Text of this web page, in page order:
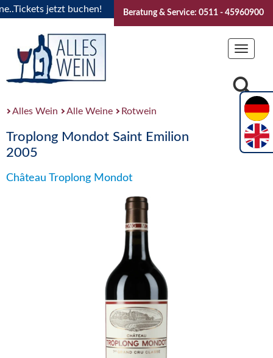
jetzt buchen! "Das Sommerfest 2026" Vive la
Beratung & Service: 0511 - 45960900
Toggle
Alles Wein Alle Weine Rotwein
Troplong Mondot Saint Emilion
2005
Château Troplong Mondot